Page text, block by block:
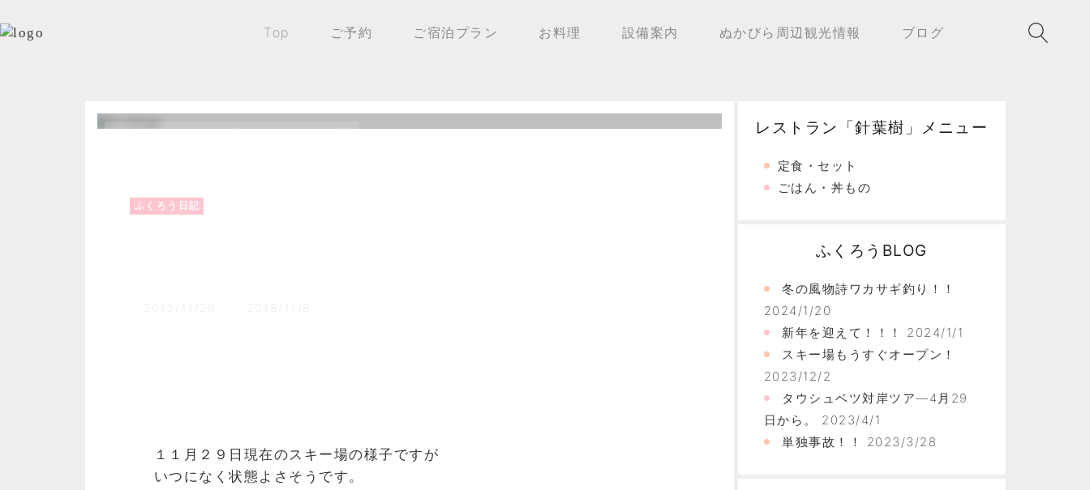
Top ご予約 ご宿泊プラン お料理 設備案内 ぬかびら周辺観光情報 ブログ
Top 森のふくろうブログ ふくろう日記
ふくろう日記
１１月２９日現在のスキー場の様子ですが
いつになく状態よさそうです。
レストラン「針葉樹」メニュー
定食・セット
ごはん・丼もの
ふくろうBLOG
冬の風物詩ワカサギ釣り！！
2024/1/20
新年を迎えて！！！
2024/1/1
スキー場もうすぐオープン！
2023/12/2
タウシュベツ対岸ツア―4月29
日から。
2023/4/1
単独事故！！
2023/3/28